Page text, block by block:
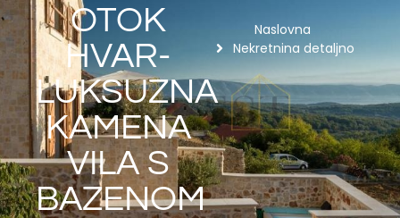
OTOK
HVAR-
LUKSUZNA
KAMENA
VILA S
BAZENOM
Naslovna
Nekretnina detaljno